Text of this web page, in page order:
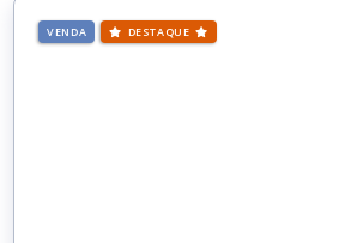
VENDA DESTAQUE